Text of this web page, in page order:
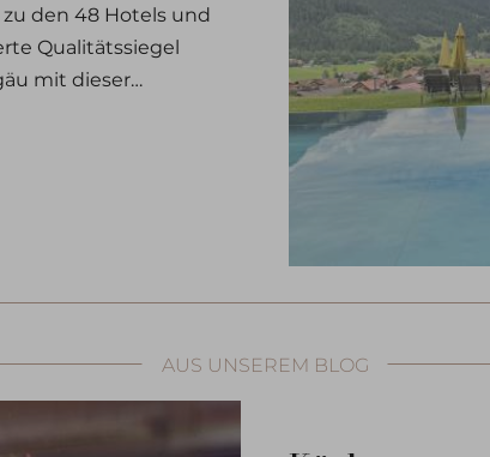
den 48 Hotels und
Qualitätssiegel
mit dieser
AUS UNSEREM BLOG